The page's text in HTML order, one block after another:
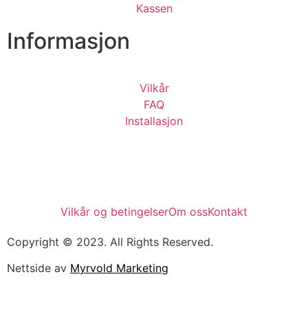
Kassen
Informasjon
Vilkår
FAQ
Installasjon
Vilkår og betingelserOm ossKontakt
Copyright © 2023. All Rights Reserved.
Nettside av Myrvold Marketing